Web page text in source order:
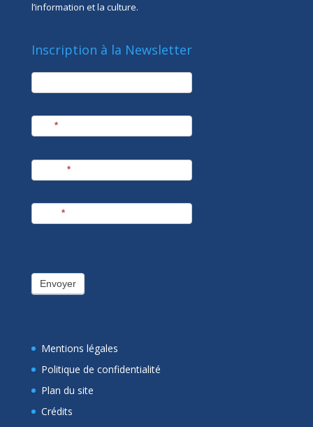
l’information et la culture.
Inscription à la Newsletter
newsletter
*
*
*
Envoyer
Mentions légales
Politique de confidentialité
Plan du site
Crédits